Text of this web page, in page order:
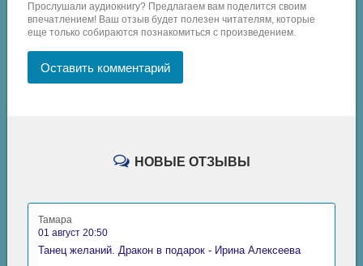
025
027
032
033
034
Прослушали аудиокнигу? Предлагаем вам поделится своим
впечатлением! Ваш отзыв будет полезен читателям, которые
еще только собираются познакомиться с произведением.
Оставить комментарий
НОВЫЕ ОТЗЫВЫ
Тамара
01 август 20:50
Танец желаний. Дракон в подарок - Ирина Алексеева